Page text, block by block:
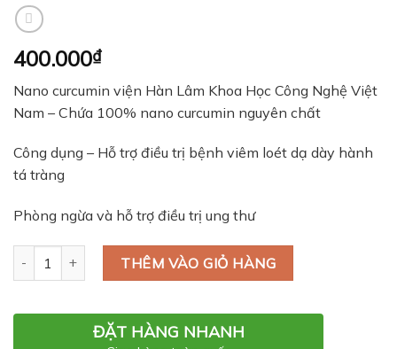
400.000₫
Nano curcumin viện Hàn Lâm Khoa Học Công Nghệ Việt
Nam – Chứa 100% nano curcumin nguyên chất
Công dụng – Hỗ trợ điều trị bệnh viêm loét dạ dày hành
tá tràng
Phòng ngừa và hỗ trợ điều trị ung thư
THÊM VÀO GIỎ HÀNG
ĐẶT HÀNG NHANH